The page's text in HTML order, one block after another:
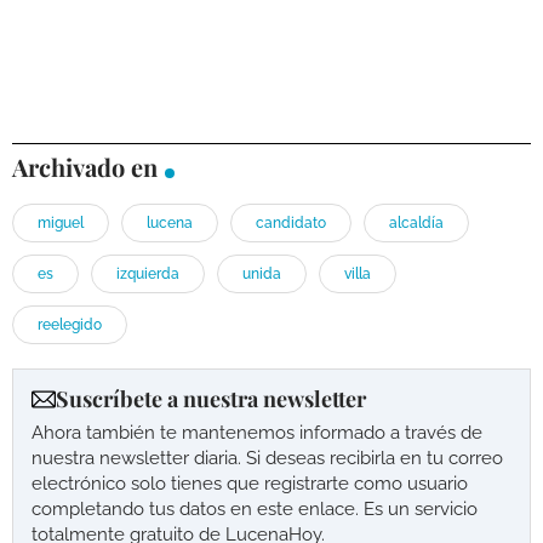
Archivado en
miguel lucena candidato alcaldía
es izquierda unida villa
reelegido
Suscríbete a nuestra newsletter
Ahora también te mantenemos informado a través de
nuestra newsletter diaria. Si deseas recibirla en tu correo
electrónico solo tienes que registrarte como usuario
completando tus datos en este enlace. Es un servicio
totalmente gratuito de LucenaHoy.